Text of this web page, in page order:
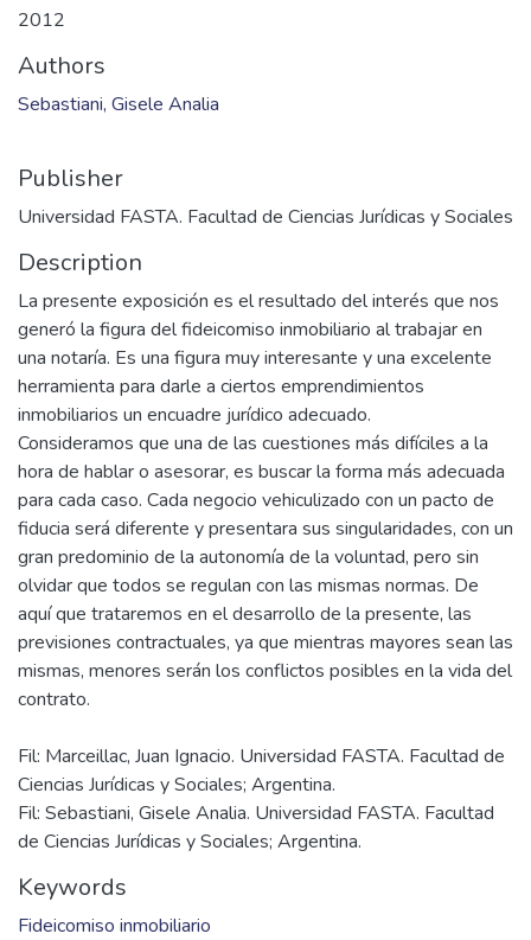
Files
2012_A_005.pdf (878.47 KB)
2012
Authors
Sebastiani, Gisele Analia
Publisher
Universidad FASTA. Facultad de Ciencias Jurídicas y Sociales
Description
La presente exposición es el resultado del interés que nos
generó la figura del fideicomiso inmobiliario al trabajar en
una notaría. Es una figura muy interesante y una excelente
herramienta para darle a ciertos emprendimientos
inmobiliarios un encuadre jurídico adecuado.
Consideramos que una de las cuestiones más difíciles a la
hora de hablar o asesorar, es buscar la forma más adecuada
para cada caso. Cada negocio vehiculizado con un pacto de
fiducia será diferente y presentara sus singularidades, con un
olvidar que todos se regulan con las mismas normas. De
aquí que trataremos en el desarrollo de la presente, las
previsiones contractuales, ya que mientras mayores sean las
mismas, menores serán los conflictos posibles en la vida del
Fil: Marceillac, Juan Ignacio. Universidad FASTA. Facultad de